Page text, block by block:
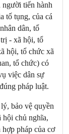
người tiến hành
tố tụng, của cá
dân, tổ
- xã hội, tổ
hội, tổ chức xã
tổ chức) có
việc dân sự
pháp luật.
bảo vệ quyền
hội chủ nghĩa,
pháp của cơ